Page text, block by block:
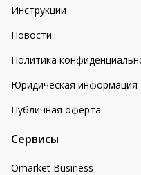
Инструкции
Новости
Политика
Юридическая информация
Публичная оферта
Сервисы
Omarket Business